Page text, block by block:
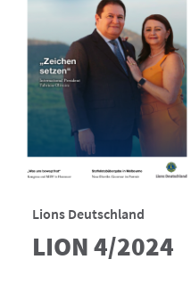
Lions Deutschland
LION 4/2024